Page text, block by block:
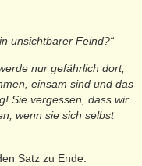
unsichtbarer Feind?“
nur gefährlich dort,
einsam sind und das
Sie vergessen, dass wir
wenn sie sich selbst
Satz zu Ende.